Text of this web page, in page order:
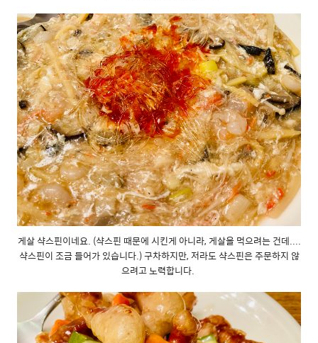
게살 샥스핀이네요. (샥스핀 때문에 시킨게 아니라, 게살을 먹으려는 건데....
샥스핀이 조금 들어가 있습니다.) 구차하지만, 저라도 샥스핀은 주문하지 않
으려고 노력합니다.